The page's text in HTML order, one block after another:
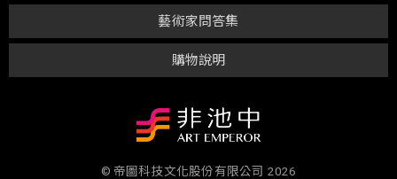
購物說明
藝術家問答集
© 帝圖科技文化股份有限公司 2026